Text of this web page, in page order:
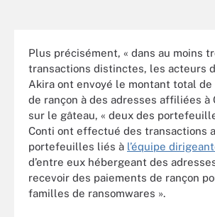
Plus précisément, « dans au moins
transactions distinctes, les acteurs
Akira ont envoyé le montant total
de rançon à des adresses affiliées à
sur le gâteau, « deux des
Conti ont effectué des transactions
portefeuilles liés à l’équipe
d’entre eux hébergeant des
recevoir des paiements de rançon
familles de ransomwares ».